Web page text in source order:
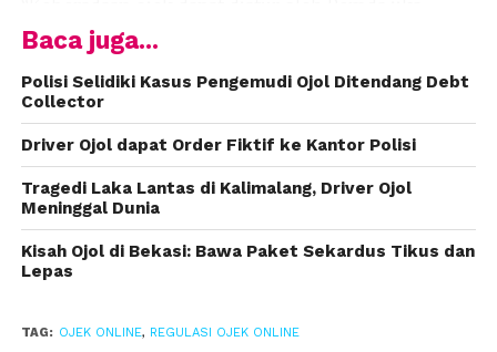
memang diperlukan seperti halnya becak, delman,
dokar, andong yang masih beroperasi di daerah,”
kata melalui pesan singkat kepada
Lebih lanjut, Djoko menyatakan bahwa sebenarnya
ada beberapa alasan mengapa ojek online semakin
berkembang. Salah satunya adalah karena masih
tingginya angka pengangguran.
murah dapatkan sepeda motor jadi penyebab juga
Baca juga...
Polisi Selidiki Kasus Pengemudi Ojol Ditendang Debt
Collector
Driver Ojol dapat Order Fiktif ke Kantor Polisi
Tragedi Laka Lantas di Kalimalang, Driver Ojol
Meninggal Dunia
Kisah Ojol di Bekasi: Bawa Paket Sekardus Tikus dan
Lepas
TAG: OJEK ONLINE, REGULASI OJEK ONLINE